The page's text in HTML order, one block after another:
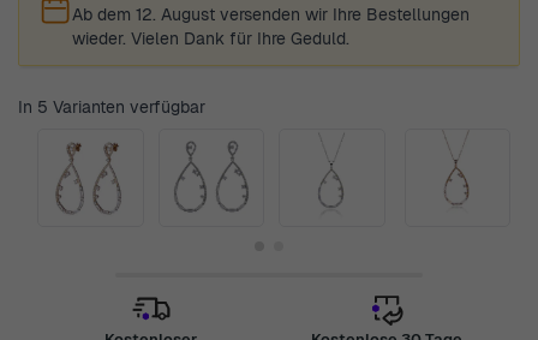
Ab dem 12. August versenden wir Ihre Bestellungen
wieder. Vielen Dank für Ihre Geduld.
In 5 Varianten verfügbar